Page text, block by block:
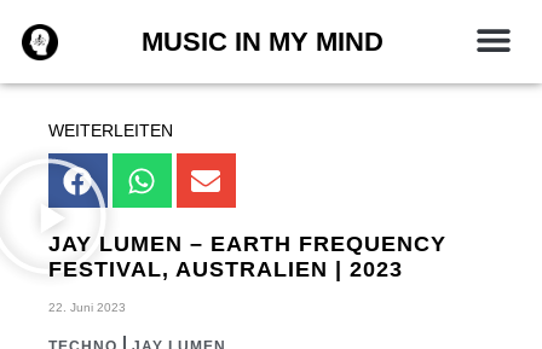
Inhalt
springen
MUSIC IN MY MIND
WEITERLEITEN
JAY LUMEN – EARTH FREQUENCY
FESTIVAL, AUSTRALIEN | 2023
22. Juni 2023